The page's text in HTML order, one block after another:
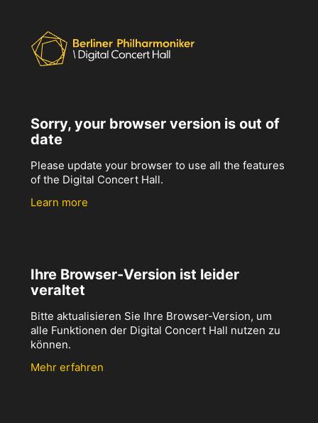
Sorry, your browser version is out of
date
Please update your browser to use all the features
of the Digital Concert Hall.
Learn more
Ihre Browser-Version ist leider
veraltet
Bitte aktualisieren Sie Ihre Browser-Version, um
alle Funktionen der Digital Concert Hall nutzen zu
können.
Mehr erfahren